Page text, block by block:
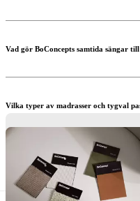
Vad gör BoConcepts samtida sängar
Hitta butik
Vilka typer av madrasser och tygval
Kan Inredningstjänsten hjälpa mig att